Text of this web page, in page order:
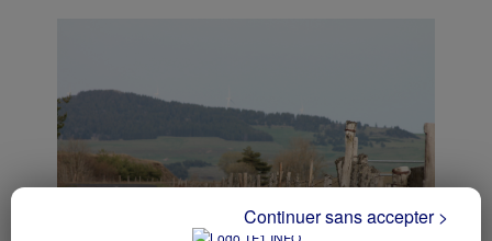
Continuer sans accepter >